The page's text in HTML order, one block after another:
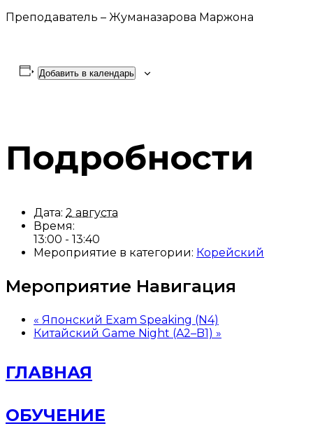
Преподаватель – Жуманазарова Маржона
Добавить в календарь
Подробности
Дата: 2 августа
Время:
13:00 - 13:40
Мероприятие в категории: Корейский
Мероприятие Навигация
« Японский Exam Speaking (N4)
Китайский Game Night (A2–B1) »
ГЛАВНАЯ
ОБУЧЕНИЕ